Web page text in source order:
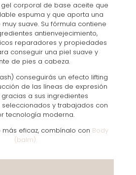
gel corporal de base aceite que
espuma y que aporta una
suave. Su fórmula contiene
antienvejecimiento,
reparadores y propiedades
conseguir una piel suave y
de pies a cabeza.
conseguirás un efecto lifting
de las líneas de expresión
a sus ingredientes
y trabajados con
tecnología moderna.
más eficaz, combínalo con Body
(balm).